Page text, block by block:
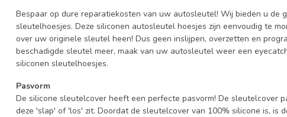
Bespaar op dure reparatiekosten van uw autosleutel! Wij bieden u de
sleutelhoesjes. Deze siliconen autosleutel hoesjes zijn eenvoudig te
over uw originele sleutel heen! Dus geen inslijpen, overzetten en
beschadigde sleutel meer, maak van uw autosleutel weer een
siliconen sleutelhoesjes.
Pasvorm
De silicone sleutelcover heeft een perfecte pasvorm! De sleutelcover
deze 'slap' of 'los' zit. Doordat de sleutelcover van 100% silicone is, is